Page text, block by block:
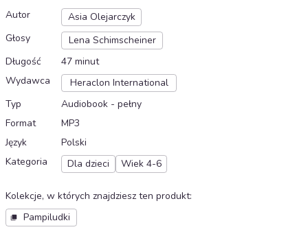
Autor
Asia Olejarczyk
Głosy
Lena Schimscheiner
Długość
47 minut
Wydawca
Heraclon International
Typ
Audiobook - pełny
Format
MP3
Język
Polski
Kategoria
Dla dzieci Wiek 4-6
Kolekcje, w których znajdziesz ten produkt:
Pampiludki